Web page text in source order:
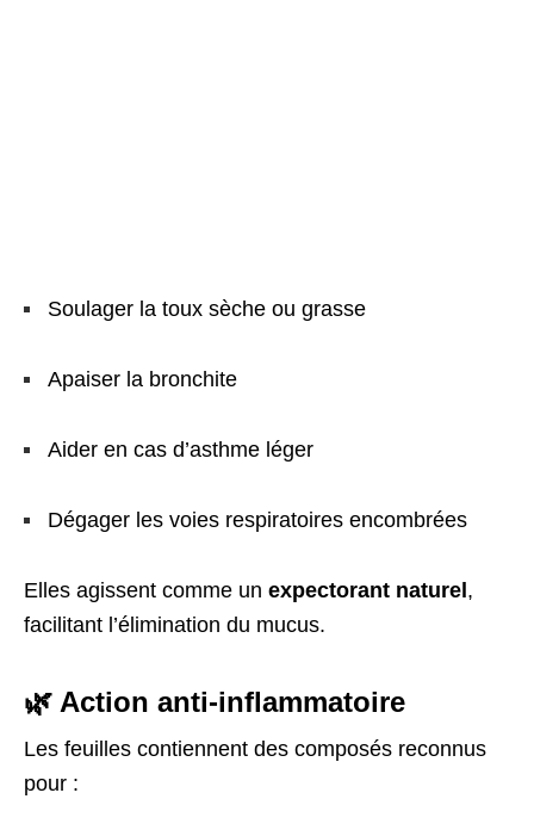
Soulager la toux sèche ou grasse
Apaiser la bronchite
Aider en cas d’asthme léger
Dégager les voies respiratoires encombrées
Elles agissent comme un expectorant naturel ,
facilitant l’élimination du mucus.
🌿 Action anti-inflammatoire
Les feuilles contiennent des composés reconnus
pour :